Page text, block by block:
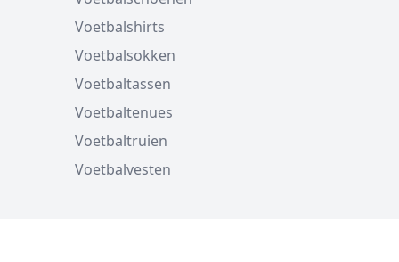
Voetbalshirts
Voetbalsokken
Voetbaltassen
Voetbaltenues
Voetbaltruien
Voetbalvesten